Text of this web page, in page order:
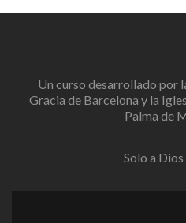
Un curso desarrollado por
Gracia de Barcelona y la
Palma de
Solo a